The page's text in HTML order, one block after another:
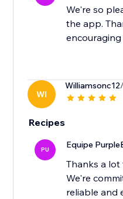
We're so
the app.
encouraging
WI
Williamsonc12
Recipes
PU Equipe
Thanks a lot
We're
reliable and